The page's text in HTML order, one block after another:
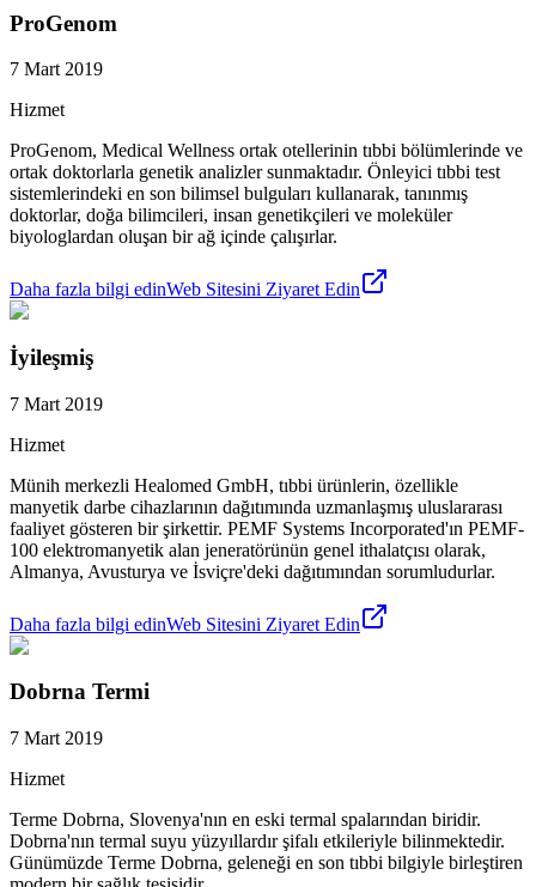
ProGenom
7 Mart 2019
Hizmet
ProGenom, Medical Wellness ortak otellerinin tıbbi bölümlerinde ve
ortak doktorlarla genetik analizler sunmaktadır. Önleyici tıbbi test
sistemlerindeki en son bilimsel bulguları kullanarak, tanınmış
doktorlar, doğa bilimcileri, insan genetikçileri ve moleküler
biyologlardan oluşan bir ağ içinde çalışırlar.
Daha fazla bilgi edinWeb Sitesini Ziyaret Edin
İyileşmiş
7 Mart 2019
Hizmet
Münih merkezli Healomed GmbH, tıbbi ürünlerin, özellikle
manyetik darbe cihazlarının dağıtımında uzmanlaşmış uluslararası
faaliyet gösteren bir şirkettir. PEMF Systems Incorporated'ın PEMF-
100 elektromanyetik alan jeneratörünün genel ithalatçısı olarak,
Almanya, Avusturya ve İsviçre'deki dağıtımından sorumludurlar.
Daha fazla bilgi edinWeb Sitesini Ziyaret Edin
Dobrna Termi
7 Mart 2019
Hizmet
Terme Dobrna, Slovenya'nın en eski termal spalarından biridir.
Dobrna'nın termal suyu yüzyıllardır şifalı etkileriyle bilinmektedir.
Günümüzde Terme Dobrna, geleneği en son tıbbi bilgiyle birleştiren